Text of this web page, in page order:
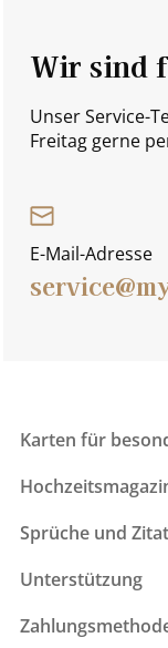
Wir sind
Unser Service-
Freitag gerne
E-Mail-Adresse
Karten für
Sprüche und
Unterstützung